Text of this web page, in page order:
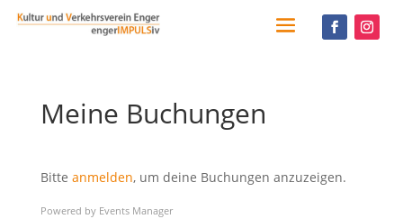
Meine Buchungen
Bitte anmelden, um deine Buchungen anzuzeigen.
Powered by Events Manager